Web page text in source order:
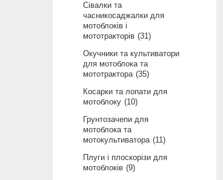
Сівалки та
часникосаджалки для
мотоблоків і
мототракторів 31
Окучники та культиватори
для мотоблока та
мототрактора 35
Косарки та лопати для
мотоблоку
10
Грунтозачепи для
мотоблока та
мотокультиватора
11
Плуги і плоскорізи для
мотоблоків 9